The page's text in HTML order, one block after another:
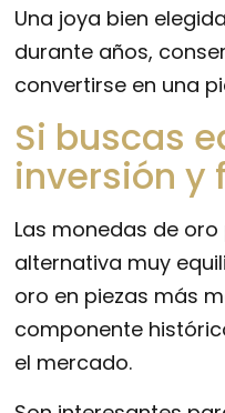
Una joya bien
durante años,
convertirse en una
Si buscas
inversión y
Las monedas de
alternativa muy
oro en piezas más
componente
el mercado.